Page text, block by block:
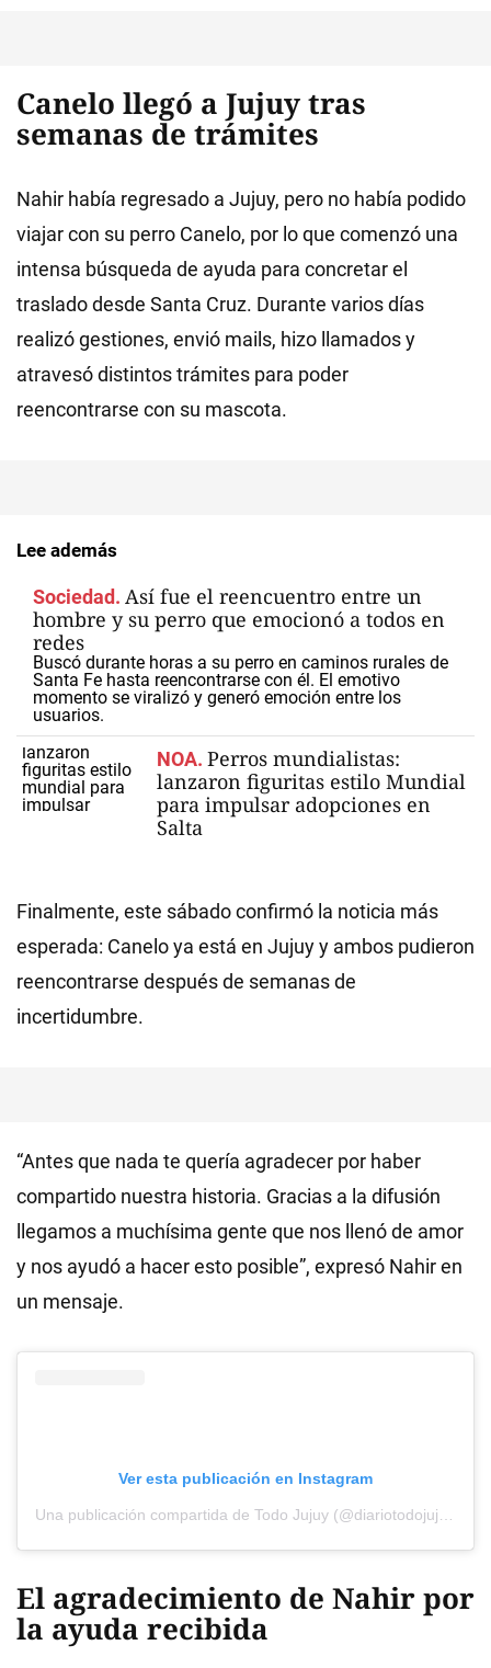
Canelo llegó a Jujuy tras
semanas de trámites
Nahir había regresado a Jujuy, pero no había podido
viajar con su perro Canelo, por lo que comenzó una
intensa búsqueda de ayuda para concretar el
traslado desde Santa Cruz. Durante varios días
realizó gestiones, envió mails, hizo llamados y
atravesó distintos trámites para poder
reencontrarse con su mascota.
Lee además
Sociedad. Así fue el reencuentro entre un
hombre y su perro que emocionó a todos en
redes
Buscó durante horas a su perro en caminos rurales de
Santa Fe hasta reencontrarse con él. El emotivo
momento se viralizó y generó emoción entre los
usuarios.
NOA. Perros mundialistas:
lanzaron figuritas estilo Mundial
para impulsar adopciones en
Salta
Finalmente, este sábado confirmó la noticia más
esperada: Canelo ya está en Jujuy y ambos pudieron
reencontrarse después de semanas de
incertidumbre.
“Antes que nada te quería agradecer por haber
compartido nuestra historia. Gracias a la difusión
llegamos a muchísima gente que nos llenó de amor
y nos ayudó a hacer esto posible”, expresó Nahir en
un mensaje.
Ver esta publicación en Instagram
El agradecimiento de Nahir por
la ayuda recibida